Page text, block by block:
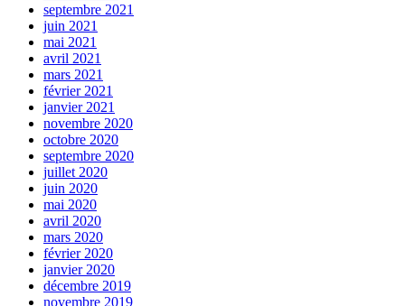
septembre 2021
juin 2021
mai 2021
avril 2021
mars 2021
février 2021
janvier 2021
novembre 2020
octobre 2020
septembre 2020
juillet 2020
juin 2020
mai 2020
avril 2020
mars 2020
février 2020
janvier 2020
décembre 2019
novembre 2019